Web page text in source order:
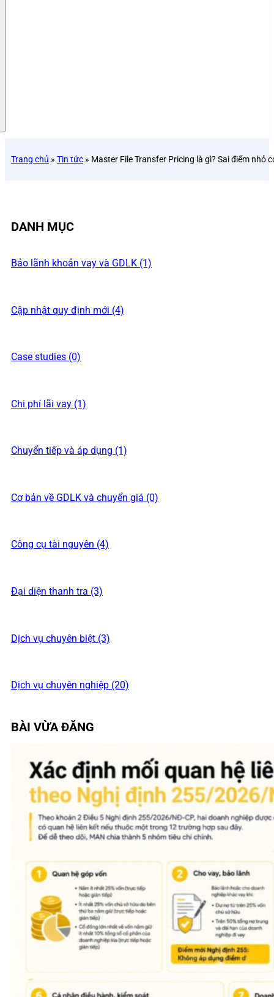
Trang chủ » Tin tức » Master File Transfer Pricing là gì? Sai điểm nhỏ
DANH MỤC
Bảo lãnh khoản vay và GDLK (1)
Cập nhật quy định mới (4)
Case studies (0)
Chi phí lãi vay (1)
Chuyển tiếp và áp dụng (1)
Cơ bản về GDLK và chuyển giá (0)
Công cụ tài nguyên (4)
Đại diện thanh tra (3)
Dịch vụ chuyên biệt (3)
Dịch vụ chuyên nghiệp (20)
BÀI VỪA ĐĂNG